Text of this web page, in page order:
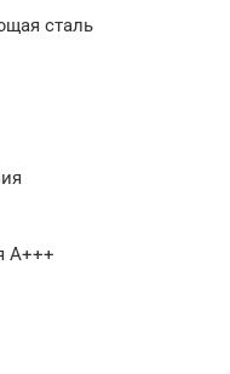
сталь
A+++